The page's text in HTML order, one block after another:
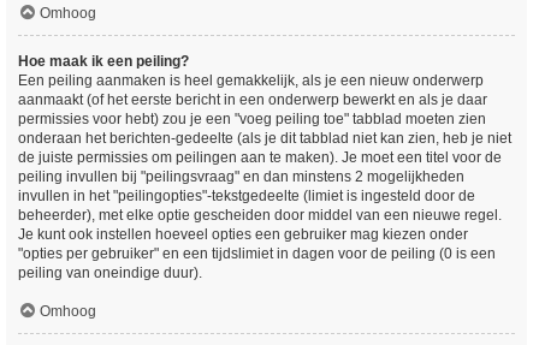
Omhoog
Hoe maak ik een peiling?
Een peiling aanmaken is heel gemakkelijk, als je een nieuw onderwerp
aanmaakt (of het eerste bericht in een onderwerp bewerkt en als je daar
permissies voor hebt) zou je een "voeg peiling toe" tabblad moeten zien
onderaan het berichten-gedeelte (als je dit tabblad niet kan zien, heb je niet
de juiste permissies om peilingen aan te maken). Je moet een titel voor de
peiling invullen bij "peilingsvraag" en dan minstens 2 mogelijkheden
invullen in het "peilingopties"-tekstgedeelte (limiet is ingesteld door de
beheerder), met elke optie gescheiden door middel van een nieuwe regel.
Je kunt ook instellen hoeveel opties een gebruiker mag kiezen onder
"opties per gebruiker" en een tijdslimiet in dagen voor de peiling (0 is een
peiling van oneindige duur).
Omhoog